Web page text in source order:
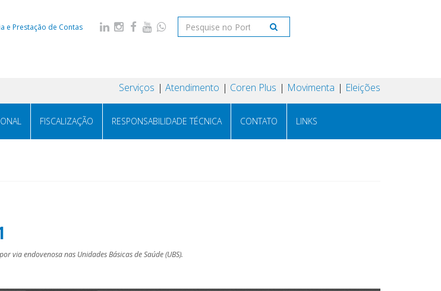
e Prestação de Contas
Serviços Atendimento Coren Plus Movimenta Eleições
FISCALIZAÇÃO RESPONSABILIDADE TÉCNICA CONTATO LINKS
via endovenosa nas Unidades Básicas de Saúde (UBS).